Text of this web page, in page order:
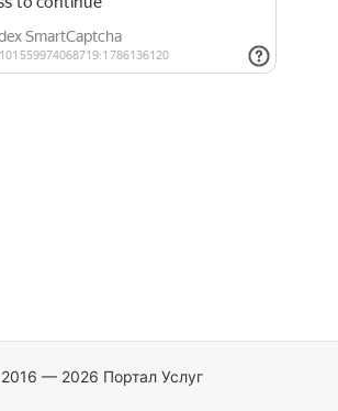
— 2026 Портал Услуг